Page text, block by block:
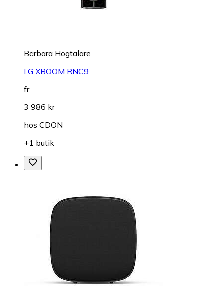
Bärbara Högtalare
LG XBOOM RNC9
fr.
3 986 kr
hos CDON
+1 butik